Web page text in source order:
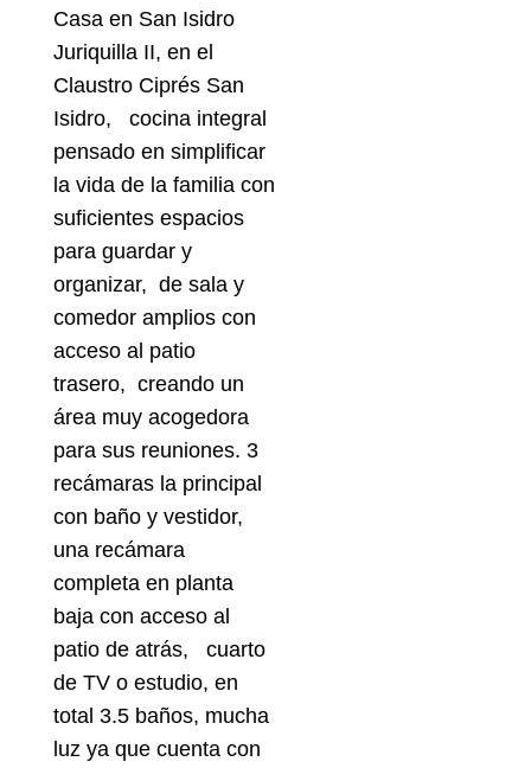
Casa en San Isidro
Juriquilla II, en el
Claustro Ciprés San
Isidro, cocina integral
pensado en simplificar
la vida de la familia con
suficientes espacios
para guardar y
organizar, de sala y
comedor amplios con
acceso al patio
trasero, creando un
área muy acogedora
para sus reuniones. 3
recámaras la principal
con baño y vestidor,
una recámara
completa en planta
baja con acceso al
patio de atrás, cuarto
de TV o estudio, en
total 3.5 baños, mucha
luz ya que cuenta con